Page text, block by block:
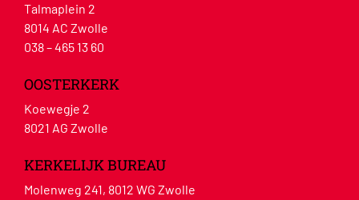
Talmaplein 2
8014 AC Zwolle
038 – 465 13 60
OOSTERKERK
Koewegje 2
8021 AG Zwolle
KERKELIJK BUREAU
Molenweg 241, 8012 WG Zwolle